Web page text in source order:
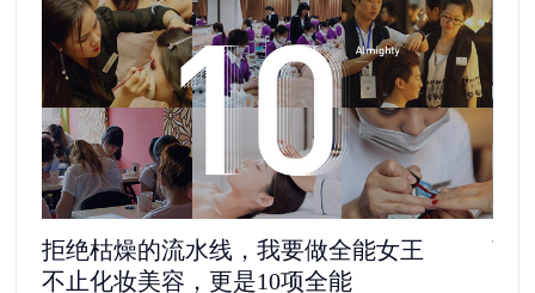
拒绝枯燥的流水线，我要做全能女王
不止化妆美容，更是10项全能
离